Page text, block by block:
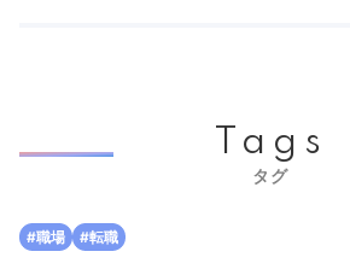
Tags
タグ
#職場 #転職